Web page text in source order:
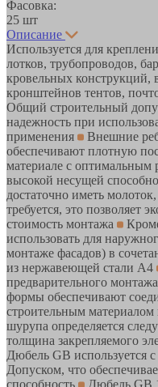
Фасовка:
25 шт
Описание
Используется для
лотков, трубопроводов,
кровельных конструкций,
кронштейнов тентов,
Общий строительный
надежность при
применения
Внешние
обеспечивают плотную
материале с оптимальным
высокой несущей
достаточно иметь
требуется, это позволяет
стоимость монтажа
использовать для
монтаже фасадов) в
из нержавеющей стали A4
предварительного монтажа
формы обеспечивают
строительным
шурупа определяется
толщина закрепляемого
Дюбель GB используется
Допуском, что
способность
Дюбель GB